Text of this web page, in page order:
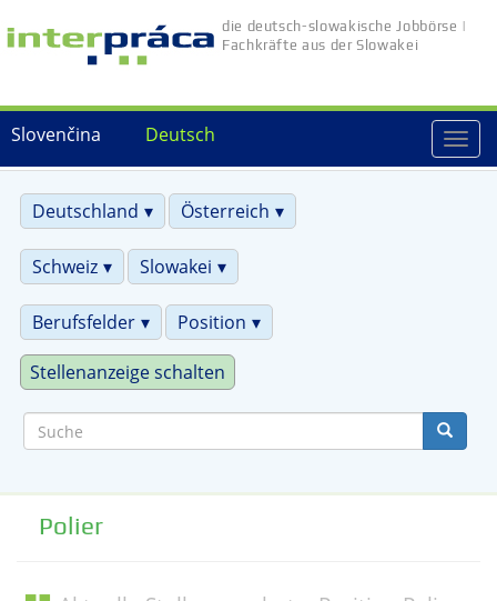
Direkt
zum
Deutsch
Slovenčina
die deutsch-slowakische Jobbörse |
Fachkräfte aus der Slowakei
Deutschland
Österreich
Schweiz Slowakei
Berufsfelder Position
Stellenanzeige schalten
Polier